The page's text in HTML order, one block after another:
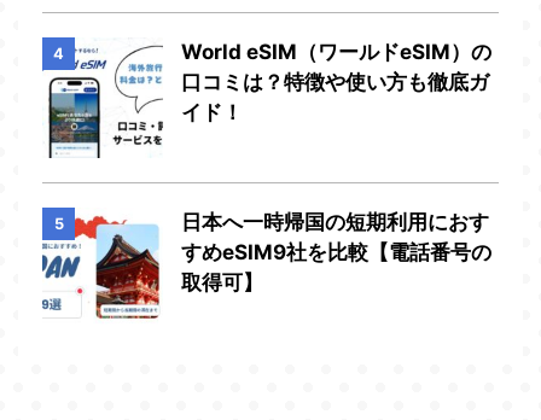
4
World eSIM（ワールドeSIM）の
口コミは？特徴や使い方も徹底ガ
イド！
5
日本へ一時帰国の短期利用におす
すめeSIM9社を比較【電話番号の
取得可】